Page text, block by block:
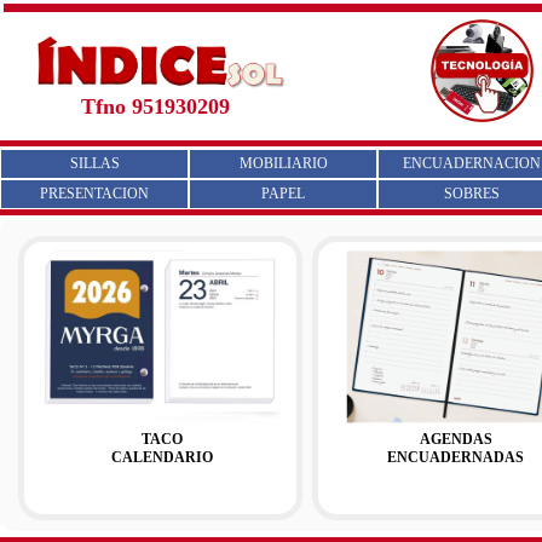
Tfno 951930209
SILLAS MOBILIARIO
ENCUADERNACION
PRESENTACION
PAPEL SOBRES
TACO
CALENDARIO
AGENDAS
ENCUADERNADAS